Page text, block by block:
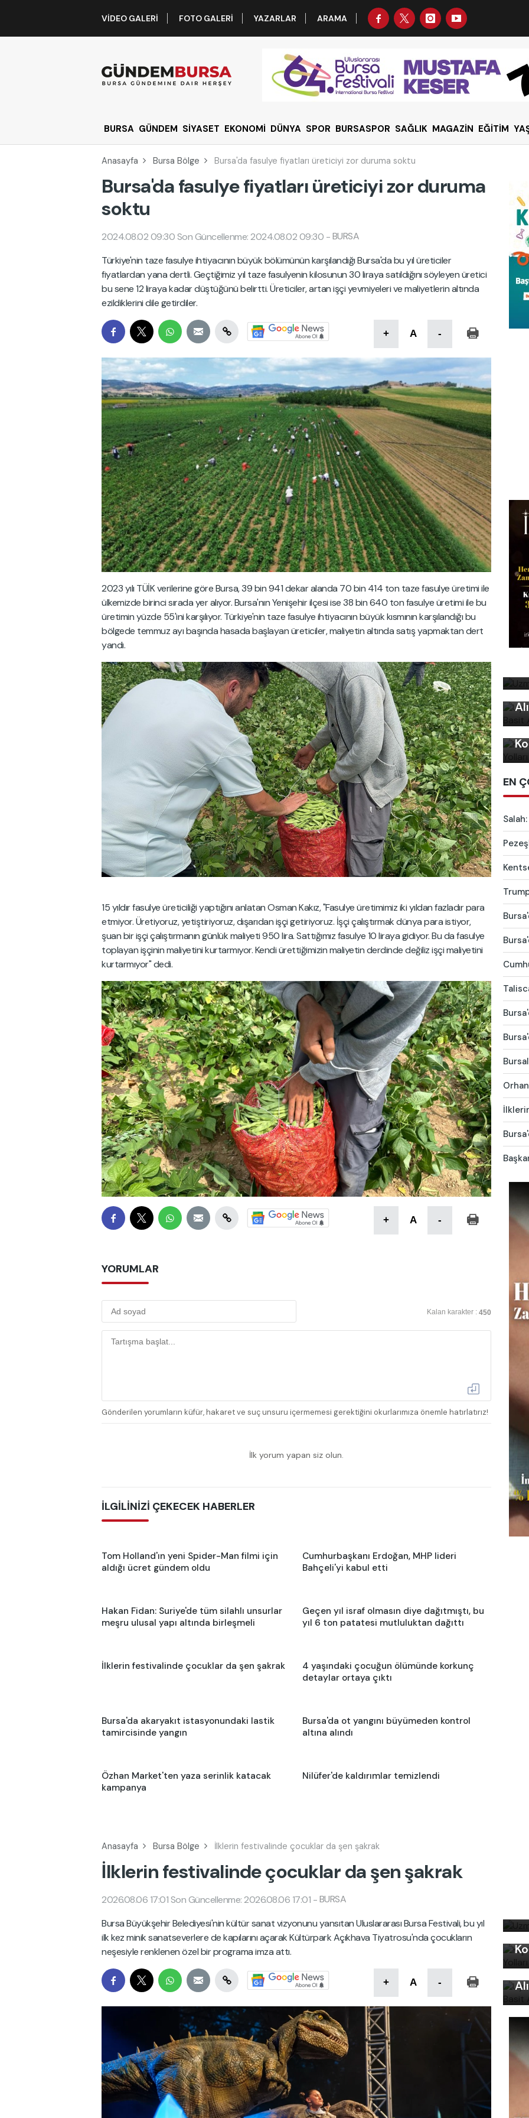
VIDEO GALERI FOTO GALERI YAZARLAR ARAMA
BURSA GÜNDEM SİYASET EKONOMİ DÜNYA SPOR BURSASPOR SAĞLIK MAGAZİN EĞİTİM
Anasayfa Bursa Bölge Bursa'da fasulye fiyatları üreticiyi zor duruma soktu
Bursa'da fasulye fiyatları üreticiyi zor duruma
soktu
2024.08.02 09:30 Son Güncellenme: 2024.08.02 09:30 -BURSA
Türkiye'nin taze fasulye ihtiyacının büyük bölümünün karşılandığı Bursa'da bu yıl üreticiler
fiyatlardan yana dertli. Geçtiğimiz yıl taze fasulyenin kilosunun 30 liraya satıldığını söyleyen üretici
bu sene 12 liraya kadar düştüğünü belirtti. Üreticiler, artan işçi yevmiyeleri ve maliyetlerin altında
ezildiklerini dile getirdiler.
+ A -
2023 yılı TÜİK verilerine göre Bursa, 39 bin 941 dekar alanda 70 bin 414 ton taze fasulye üretimi ile
ülkemizde birinci sırada yer alıyor. Bursa'nın Yenişehir ilçesi ise 38 bin 640 ton fasulye üretimi ile bu
üretimin yüzde 55'ini karşılıyor. Türkiye'nin taze fasulye ihtiyacının büyük kısmının karşılandığı bu
bölgede temmuz ayı başında hasada başlayan üreticiler, maliyetin altında satış yapmaktan dert
yandı.
15 yıldır fasulye üreticiliği yaptığını anlatan Osman Kakız, "Fasulye üretimimiz iki yıldan fazladır para
etmiyor. Üretiyoruz, yetiştiriyoruz, dışarıdan işçi getiriyoruz. İşçi çalıştırmak dünya para istiyor,
şuan bir işçi çalıştırmanın günlük maliyeti 950 lira. Sattığımız fasulye 10 liraya gidiyor. Bu da fasulye
toplayan işçinin maliyetini kurtarmıyor. Kendi ürettiğimizin maliyetin derdinde değiliz işçi maliyetini
kurtarmıyor" dedi.
+ A -
YORUMLAR
Kalan karakter : 450
Gönderilen yorumların küfür, hakaret ve suç unsuru içermemesi gerektiğini okurlarımıza önemle hatırlatırız!
İlk yorum yapan siz olun.
İLGİLİNİZİ ÇEKECEK HABERLER
Tom Holland'ın yeni Spider-Man filmi için
aldığı ücret gündem oldu
Cumhurbaşkanı Erdoğan, MHP lideri
Bahçeli'yi kabul etti
Hakan Fidan: Suriye'de tüm silahlı unsurlar
meşru ulusal yapı altında birleşmeli
Geçen yıl israf olmasın diye dağıtmıştı, bu
yıl 6 ton patatesi mutluluktan dağıttı
İlklerin festivalinde çocuklar da şen şakrak
4 yaşındaki çocuğun ölümünde korkunç
detaylar ortaya çıktı
Bursa'da akaryakıt istasyonundaki lastik
tamircisinde yangın
Bursa'da ot yangını büyümeden kontrol
altına alındı
Özhan Market'ten yaza serinlik katacak
kampanya
Nilüfer'de kaldırımlar temizlendi
EN
Anasayfa Bursa Bölge İlklerin festivalinde çocuklar da şen şakrak
İlklerin festivalinde çocuklar da şen şakrak
2026.08.06 17:01 Son Güncellenme: 2026.08.06 17:01 -BURSA
Bursa Büyükşehir Belediyesi'nin kültür sanat vizyonunu yansıtan Uluslararası Bursa Festivali, bu yıl
ilk kez minik sanatseverlere de kapılarını açarak Kültürpark Açıkhava Tiyatrosu'nda çocukların
neşesiyle renklenen özel bir programa imza attı.
+ A -